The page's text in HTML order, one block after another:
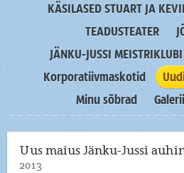
KÄSILASED STUART JA
TEADUSTEATER
JÄNKU-JUSSI MEISTRIKLUBI
Korporatiivmaskotid
Minu sõbrad
Galerii
Uus maius Jänku-Jussi
2013